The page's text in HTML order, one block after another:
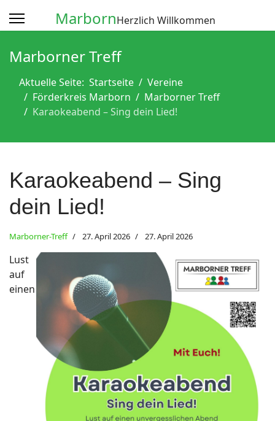
MarbornHerzlich Willkommen
Marborner Treff
Aktuelle Seite: Startseite
Vereine
Förderkreis Marborn
Marborner Treff
Karaokeabend – Sing dein Lied!
Karaokeabend – Sing
dein Lied!
Marborner-Treff 27. April 2026 27. April 2026
Lust
auf
einen